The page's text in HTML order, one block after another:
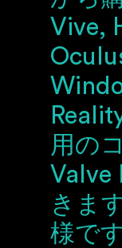
Vive,
用の
Valve
きま
様です